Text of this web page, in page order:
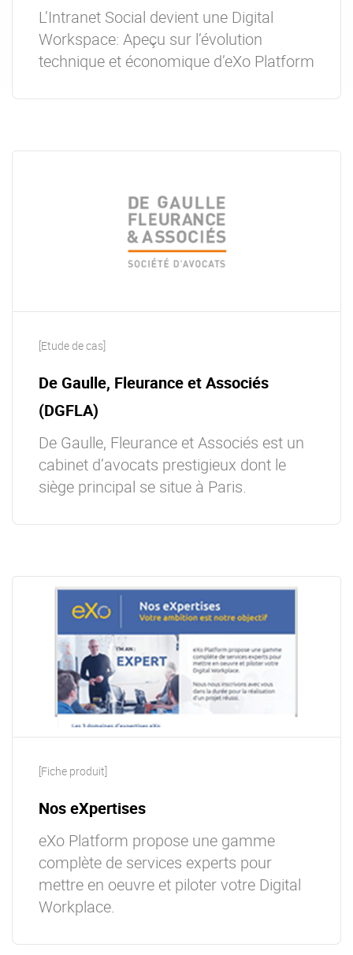
L’Intranet Social devient une Digital
Workspace: Apeçu sur l’évolution
technique et économique d’eXo Platform
[Etude de cas]
De Gaulle, Fleurance et Associés
(DGFLA)
De Gaulle, Fleurance et Associés est un
cabinet d’avocats prestigieux dont le
siège principal se situe à Paris.
[Fiche produit]
Nos eXpertises
eXo Platform propose une gamme
complète de services experts pour
mettre en oeuvre et piloter votre Digital
Workplace.